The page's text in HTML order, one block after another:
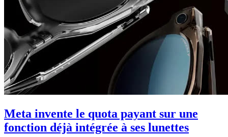
Meta invente le quota payant sur une
fonction déjà intégrée à ses lunettes